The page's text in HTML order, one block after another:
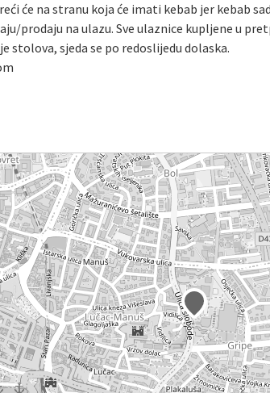
će na stranu koja će imati kebab jer kebab
prodaju na ulazu. Sve ulaznice kupljene u
stolova, sjeda se po redoslijedu dolaska.